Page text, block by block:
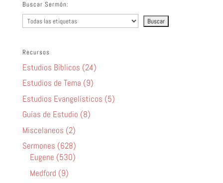
Buscar Sermón:
Recursos
Estudios Bíblicos (24)
Estudios de Tema (9)
Estudios Evangelísticos (5)
Guías de Estudio (8)
Miscelaneos (2)
Sermones (628)
Eugene (530)
Medford (9)